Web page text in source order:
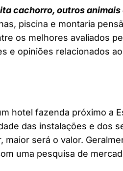
cachorro, outros animais
piscina e montaria
os melhores avaliados
e opiniões relacionados ao
hotel fazenda próximo a
das instalações e dos
maior será o valor.
uma pesquisa de